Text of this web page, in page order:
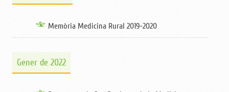
Memòria Medicina Rural 2019-2020
Gener de 2022